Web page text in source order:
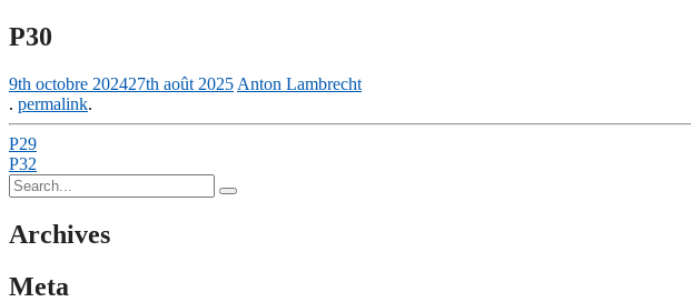
P30
9th octobre 202427th août 2025 Anton Lambrecht
. permalink.
Post
navigation
P29
P32
Search
for:
Archives
Meta